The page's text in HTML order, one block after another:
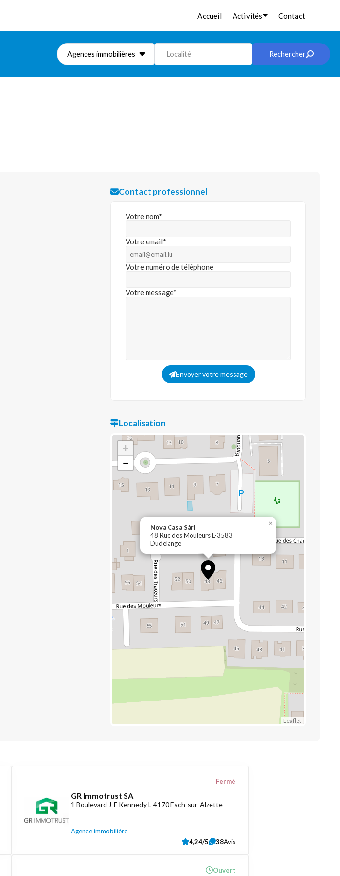
Accueil Activités Contact
Agences immobilières Localité Rechercher
Contact professionnel
Votre nom*
Votre email*
Votre numéro de téléphone
Votre message*
Envoyer votre message
Localisation
Nova Casa Sàrl
48 Rue des Mouleurs L-3583
Dudelange
×
+
−
Leaflet
GR Immotrust SA
1 Boulevard J-F Kennedy L-4170 Esch-sur-Alzette
Agence immobilière
Fermé
4,24/5 38Avis
Ouvert